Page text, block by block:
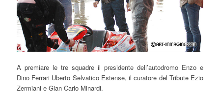
A premiare le tre squadre il presidente dell’autodromo Enzo e
Dino Ferrari Uberto Selvatico Estense, il curatore del Tribute Ezio
Zermiani e Gian Carlo Minardi.